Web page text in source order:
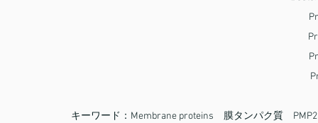
キーワード：Membrane proteins　膜タンパク質　